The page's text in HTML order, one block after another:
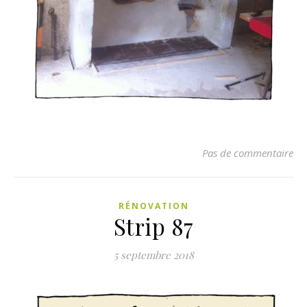
Pas de commentaire
RÉNOVATION
Strip 87
5 septembre 2018